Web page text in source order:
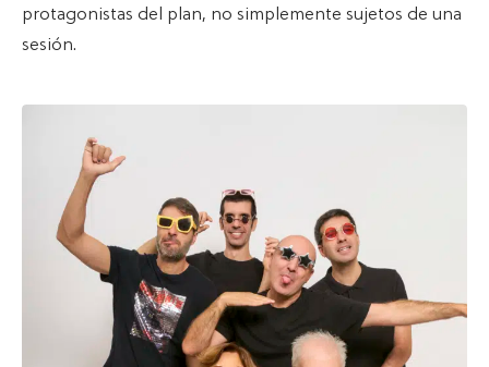
protagonistas del plan, no simplemente sujetos de una
sesión.